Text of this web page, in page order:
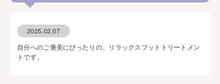
施術メニュー
よくあるご質問
2025.02.07
自分へのご褒美にぴったりの、リラックスフットトリートメン
トです。